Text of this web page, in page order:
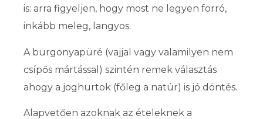
is: arra figyeljen, hogy most ne legyen forró,
inkább meleg, langyos.
A burgonyapüré (vajjal vagy valamilyen nem
csípős mártással) szintén remek választás
ahogy a joghurtok (főleg a natúr) is jó döntés.
Alapvetően azoknak az ételeknek a